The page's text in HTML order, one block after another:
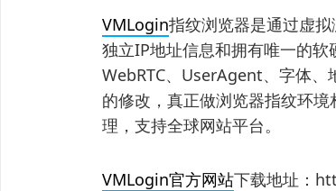
VMLogin指纹浏览器是通过虚
独立IP地址信息和拥有唯一的软
WebRTC、UserAgent、字体、
的修改，真正做浏览器指纹环
理，支持全球网站平台。
VMLogin官方网站下载地址：